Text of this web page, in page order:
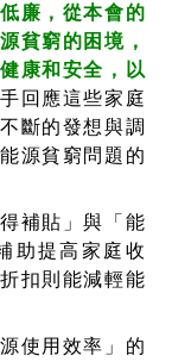
廉，從本會的
貧窮的困境，
康和安全，以
回應這些家庭
斷的發想與調
源貧窮問題的
補貼」與「能
助提高家庭收
扣則能減輕能
使用效率」的